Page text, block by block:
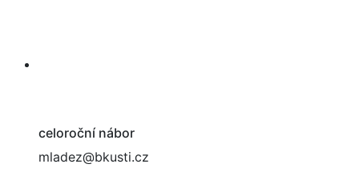
celoroční nábor
mladez@bkusti.cz